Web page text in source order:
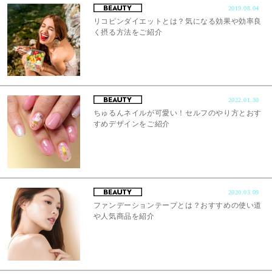
2019.08.04
リコピンダイエットとは？気になる効果や効率良
く摂る方法をご紹介
2022.01.30
ちゅるんネイルが可愛い！セルフのやり方とおす
すめデザインをご紹介
2020.03.09
ファンデーションテープとは？おすすめの使い道
や人気商品を紹介